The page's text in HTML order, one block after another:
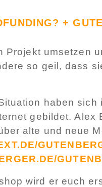
+
Projekt umsetzen
so geil, dass
haben
gebildet. Alex
alte und neue
wird er euch